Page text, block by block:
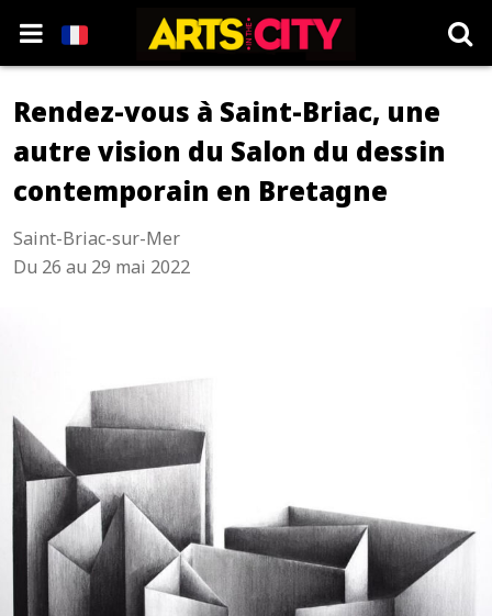
Rendez-vous à Saint-Briac, une
autre vision du Salon du dessin
contemporain en Bretagne
Saint-Briac-sur-Mer
Du 26 au 29 mai 2022